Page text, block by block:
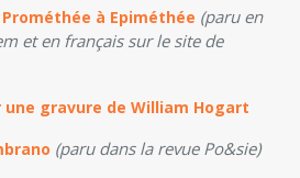
à Epiméthée (paru en
et en français sur le site de
gravure de William Hogart
(paru dans la revue Po&sie)